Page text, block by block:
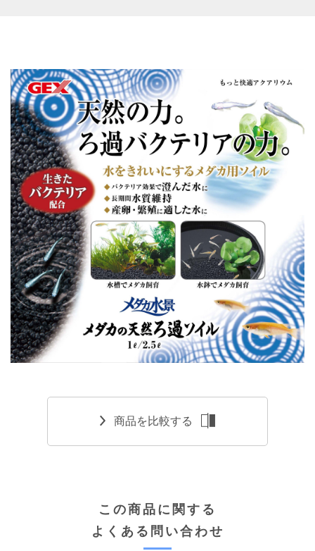
商品を比較する
この商品に関する
よくある問い合わせ